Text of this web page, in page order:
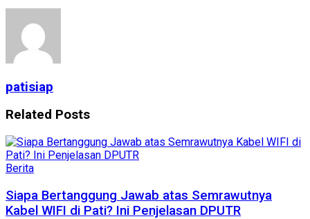
patisiap
Related Posts
Berita
Siapa Bertanggung Jawab atas Semrawutnya
Kabel WIFI di Pati? Ini Penjelasan DPUTR